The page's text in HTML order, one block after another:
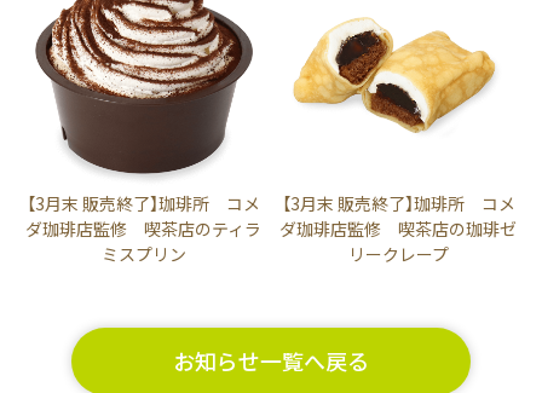
【3月末 販売終了】珈琲所 コメ
ダ珈琲店監修 喫茶店のティラ
ミスプリン
【3月末 販売終了】珈琲所 コメ
ダ珈琲店監修 喫茶店の珈琲ゼ
リークレープ
お知らせ一覧へ戻る